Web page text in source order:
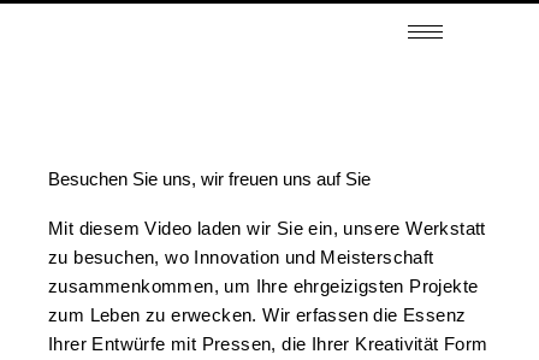
Besuchen Sie uns, wir freuen uns auf Sie
Mit diesem Video laden wir Sie ein, unsere Werkstatt
zu besuchen, wo Innovation und Meisterschaft
zusammenkommen, um Ihre ehrgeizigsten Projekte
zum Leben zu erwecken. Wir erfassen die Essenz
Ihrer Entwürfe mit Pressen, die Ihrer Kreativität Form